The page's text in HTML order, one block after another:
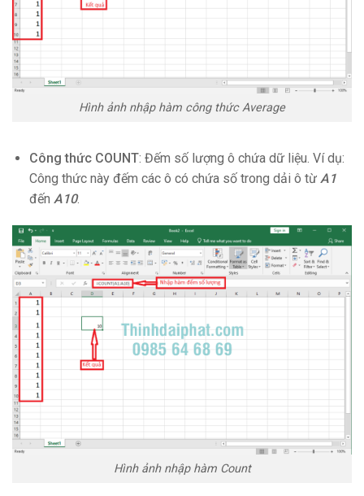
Hình ảnh nhập hàm công thức Average
Công thức COUNT: Đếm số lượng ô chứa dữ liệu. Ví dụ:
Công thức này đếm các ô có chứa số trong dải ô từ A1
đến A10.
Hình ảnh nhập hàm Count